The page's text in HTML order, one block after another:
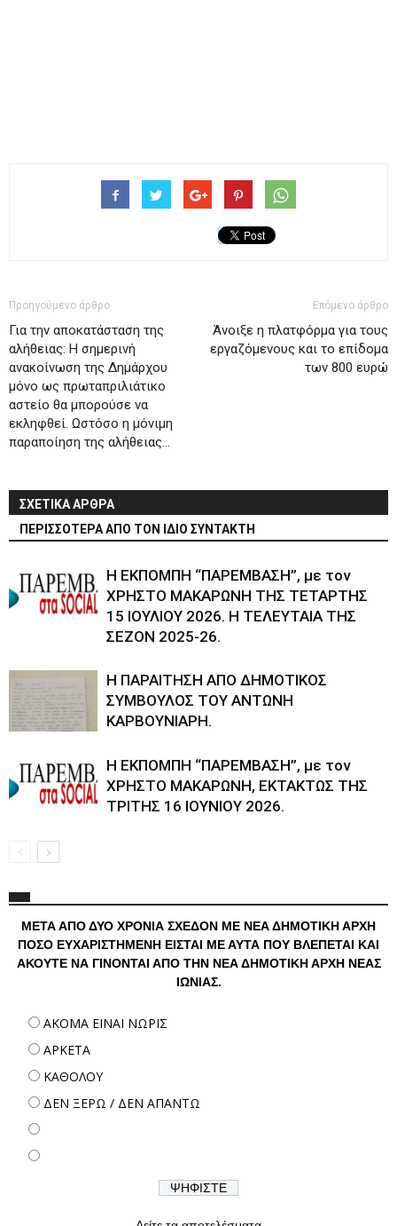
Προηγούμενο άρθρο
Για την αποκατάσταση της
αλήθειας: Η σημερινή
ανακοίνωση της Δημάρχου
μόνο ως πρωταπριλιάτικο
αστείο θα μπορούσε να
εκληφθεί. Ωστόσο η μόνιμη
παραποίηση της αλήθειας…
Επόμενο άρθρο
Άνοιξε η πλατφόρμα για τους
εργαζόμενους και το επίδομα
των 800 ευρώ
ΣΧΕΤΙΚΑ ΑΡΘΡΑ
ΠΕΡΙΣΣΟΤΕΡΑ ΑΠΟ ΤΟΝ ΙΔΙΟ ΣΥΝΤΑΚΤΗ
Η ΕΚΠΟΜΠΗ “ΠΑΡΕΜΒΑΣΗ”, με τον
ΧΡΗΣΤΟ ΜΑΚΑΡΩΝΗ ΤΗΣ ΤΕΤΑΡΤΗΣ
15 ΙΟΥΛΙΟΥ 2026. Η ΤΕΛΕΥΤΑΙΑ ΤΗΣ
ΣΕΖΟΝ 2025-26.
Η ΠΑΡΑΙΤΗΣΗ ΑΠΟ ΔΗΜΟΤΙΚΟΣ
ΣΥΜΒΟΥΛΟΣ ΤΟΥ ΑΝΤΩΝΗ
ΚΑΡΒΟΥΝΙΑΡΗ.
Η ΕΚΠΟΜΠΗ “ΠΑΡΕΜΒΑΣΗ”, με τον
ΧΡΗΣΤΟ ΜΑΚΑΡΩΝΗ, ΕΚΤΑΚΤΩΣ ΤΗΣ
ΤΡΙΤΗΣ 16 ΙΟΥΝΙΟΥ 2026.
ΜΕΤΑ ΑΠΟ ΔΥΟ ΧΡΟΝΙΑ ΣΧΕΔΟΝ ΜΕ ΝΕΑ ΔΗΜΟΤΙΚΗ ΑΡΧΗ
ΠΟΣΟ ΕΥΧΑΡΙΣΤΗΜΕΝΗ ΕΙΣΤΑΙ ΜΕ ΑΥΤΑ ΠΟΥ ΒΛΕΠΕΤΑΙ ΚΑΙ
ΑΚΟΥΤΕ ΝΑ ΓΙΝΟΝΤΑΙ ΑΠΟ ΤΗΝ ΝΕΑ ΔΗΜΟΤΙΚΗ ΑΡΧΗ ΝΕΑΣ
ΙΩΝΙΑΣ.
ΑΚΟΜΑ ΕΙΝΑΙ ΝΩΡΙΣ
ΑΡΚΕΤΑ
ΚΑΘΟΛΟΥ
ΔΕΝ ΞΕΡΩ / ΔΕΝ ΑΠΑΝΤΩ